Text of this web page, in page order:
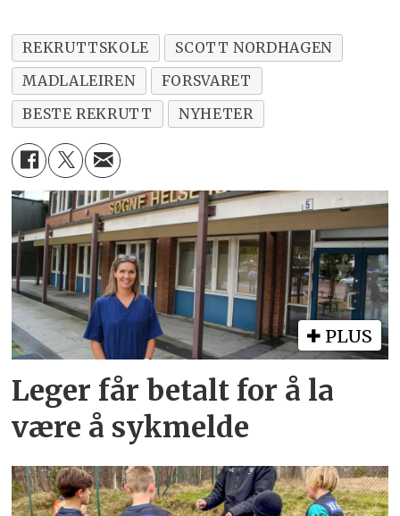
REKRUTTSKOLE
SCOTT NORDHAGEN
MADLALEIREN
FORSVARET
BESTE REKRUTT
NYHETER
PLUS
Leger får betalt for å la
være å sykmelde